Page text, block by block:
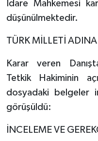
İdare Mahkemesi
düşünülmektedir.
TÜRK MİLLETİ ADINA
Karar veren
Tetkik Hakiminin
dosyadaki belgeler
görüşüldü:
İNCELEME VE